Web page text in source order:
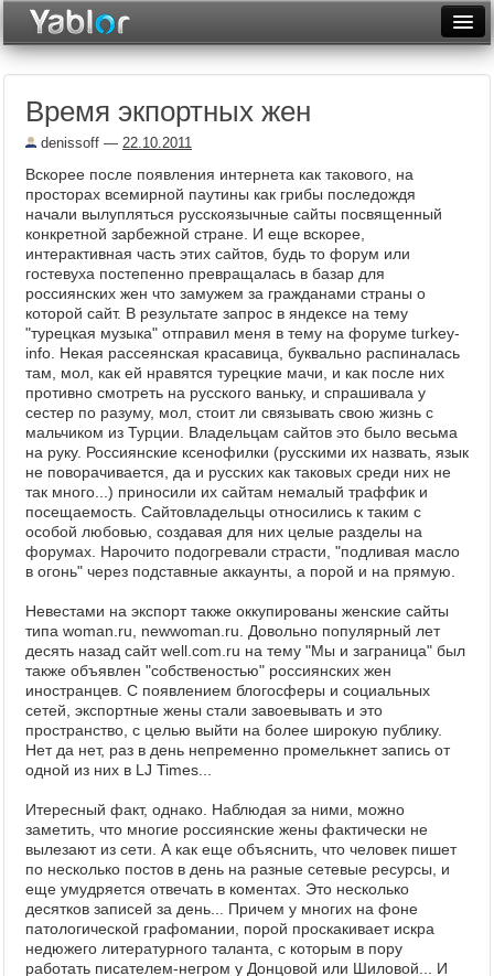
Неделя
Рейтинги
Архив
Фототоп
Видеотоп
Время экпортных жен
denissoff — 22.10.2011
Вскорее после появления интернета как такового, на
просторах всемирной паутины как грибы последождя
начали вылупляться русскоязычные сайты посвященный
конкретной зарбежной стране. И еще вскорее,
интерактивная часть этих сайтов, будь то форум или
гостевуха постепенно превращалась в базар для
россиянских жен что замужем за гражданами страны о
которой сайт. В результате запрос в яндексе на тему
"турецкая музыка" отправил меня в тему на форуме turkey-
info. Некая рассеянская красавица, буквально распиналась
там, мол, как ей нравятся турецкие мачи, и как после них
противно смотреть на русского ваньку, и спрашивала у
сестер по разуму, мол, стоит ли связывать свою жизнь с
мальчиком из Турции. Владельцам сайтов это было весьма
на руку. Россиянские ксенофилки (русскими их назвать, язык
не поворачивается, да и русских как таковых среди них не
так много...) приносили их сайтам немалый траффик и
посещаемость. Сайтовладельцы относились к таким с
особой любовью, создавая для них целые разделы на
форумах. Нарочито подогревали страсти, "подливая масло
в огонь" через подставные аккаунты, а порой и на прямую.
Невестами на экспорт также оккупированы женские сайты
типа woman.ru, newwoman.ru. Довольно популярный лет
десять назад сайт well.com.ru на тему "Мы и заграница" был
также объявлен "собственостью" россиянских жен
иностранцев. С появлением блогосферы и социальных
сетей, экспортные жены стали завоевывать и это
пространство, с целью выйти на более широкую публику.
Нет да нет, раз в день непременно промелькнет запись от
одной из них в LJ Times...
Итересный факт, однако. Наблюдая за ними, можно
заметить, что многие россиянские жены фактически не
вылезают из сети. А как еще объяснить, что человек пишет
по несколько постов в день на разные сетевые ресурсы, и
еще умудряется отвечать в коментах. Это несколько
десятков записей за день... Причем у многих на фоне
патологической графомании, порой проскакивает искра
недюжего литературного таланта, с которым в пору
работать писателем-негром у Донцовой или Шиловой... И